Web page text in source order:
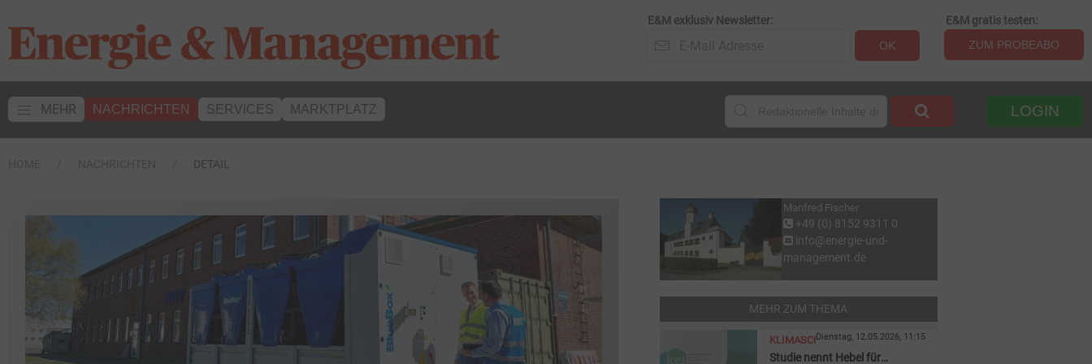
E&M exklusiv Newsletter:
OK
E&M gratis testen:
ZUM PROBEABO
MEHR NACHRICHTEN SERVICES MARKTPLATZ LOGIN
DETAIL
Manfred Fischer
+49 (0) 8152 9311 0
info@energie-und-
management.de
MEHR ZUM THEMA
KLIMASCHUTZDienstag, 12.05.2026, 11:15
Studie nennt Hebel für